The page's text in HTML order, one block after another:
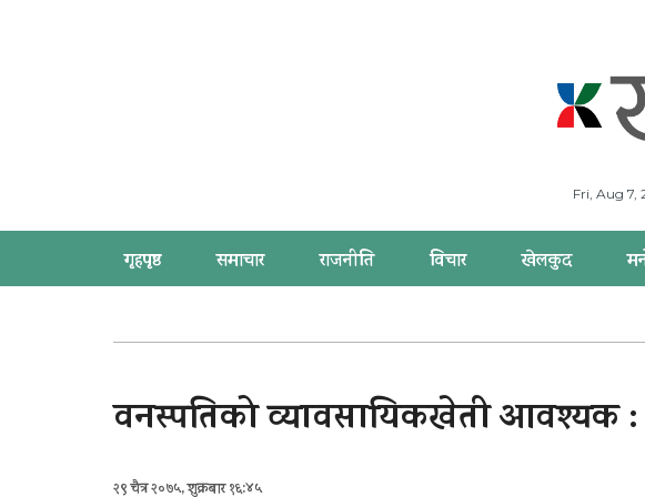
Fri, Aug 7,
गृहपृष्ठ समाचार राजनीति विचार खेलकुद
वनस्पतिको व्यावसायिकखेती आवश्यक :
२९ चैत्र २०७५, शुक्रबार १६:४५